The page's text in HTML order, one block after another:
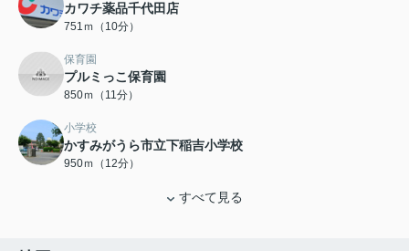
カワチ薬品千代田店
751ｍ（10分）
保育園
プルミっこ保育園
850ｍ（11分）
小学校
かすみがうら市立下稲吉小学校
950ｍ（12分）
すべて見る